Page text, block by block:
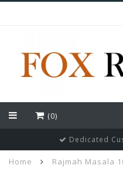
(0)
Dedicated
Home Rajmah Masala